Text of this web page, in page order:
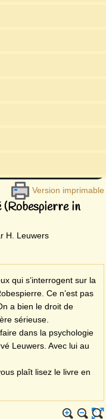
Version imprimable
(Robespierre in
H. Leuwers
qui s’interrogent sur la
Ce n’est pas
a bien le droit de
sérieuse.
dans la psychologie
Leuwers. Avec lui au
plaît lisez le livre en